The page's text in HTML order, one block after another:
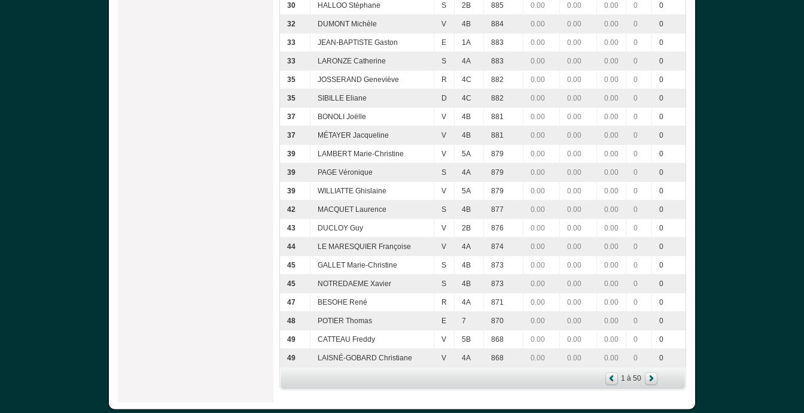
30 HALLOO Stéphane S 2B 885 0.00 0.00 0.00 0 0
32 DUMONT Michèle V 4B 884 0.00 0.00 0.00 0 0
33 JEAN-BAPTISTE Gaston E 1A 883 0.00 0.00 0.00 0 0
33 LARONZE Catherine S 4A 883 0.00 0.00 0.00 0 0
35 JOSSERAND Geneviève R 4C 882 0.00 0.00 0.00 0 0
35 SIBILLE Eliane D 4C 882 0.00 0.00 0.00 0 0
37 BONOLI Joëlle V 4B 881 0.00 0.00 0.00 0 0
37 MÉTAYER Jacqueline V 4B 881 0.00 0.00 0.00 0 0
39 LAMBERT Marie-Christine V 5A 879 0.00 0.00 0.00 0 0
39 PAGE Véronique S 4A 879 0.00 0.00 0.00 0 0
39 WILLIATTE Ghislaine V 5A 879 0.00 0.00 0.00 0 0
42 MACQUET Laurence S 4B 877 0.00 0.00 0.00 0 0
43 DUCLOY Guy V 2B 876 0.00 0.00 0.00 0 0
44 LE MARESQUIER Françoise V 4A 874 0.00 0.00 0.00 0 0
45 GALLET Marie-Christine S 4B 873 0.00 0.00 0.00 0 0
45 NOTREDAEME Xavier S 4B 873 0.00 0.00 0.00 0 0
47 BESOHE René R 4A 871 0.00 0.00 0.00 0 0
48 POTIER Thomas E 7 870 0.00 0.00 0.00 0 0
49 CATTEAU Freddy V 5B 868 0.00 0.00 0.00 0 0
49 LAISNÉ-GOBARD Christiane V 4A 868 0.00 0.00 0.00 0 0
1 à 50